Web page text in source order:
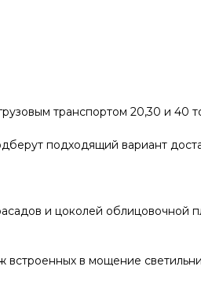
транспортом 20,30 и 40
подходящий вариант
и цоколей облицовочной
в мощение